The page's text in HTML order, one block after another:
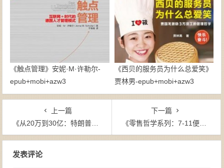
《触点管理》安妮·M·许勒尔-
epub+mobi+azw3
《西贝的服务员为什么总爱笑》
贾林男-epub+mobi+azw3
上一篇
《从20万到30亿：特朗普自传》唐纳德・特朗普-mobi
下一篇
《零售哲学系列：7-11便利店创始人自述（套装共2册）》铃木敏文-mobi
发表评论